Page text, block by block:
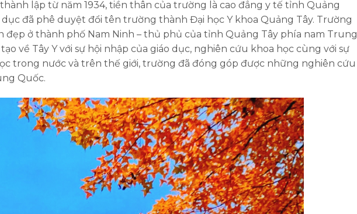
lập từ năm 1934, tiền thân của trường là cao đẳng y tế tỉnh Quảng
dục đã phê duyệt đổi tên trường thành Đại học Y khoa Quảng Tây. Trường
đẹp ở thành phố Nam Ninh – thủ phủ của tỉnh Quảng Tây phía nam Trung
về Tây Y với sự hội nhập của giáo dục, nghiên cứu khoa học cùng với sự
trong nước và trên thế giới, trường đã đóng góp được những nghiên cứu
Quốc.